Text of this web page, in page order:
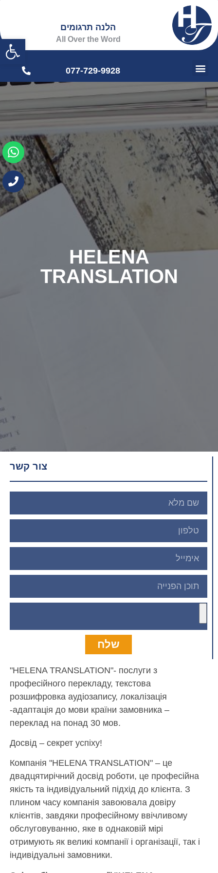
הלנה תרגומים
All Over the Word
077-729-9928
HELENA
TRANSLATION
צור קשר
שלח
"HELENA TRANSLATION"- послуги з
професійного перекладу, текстова
розшифровка аудіозапису, локалізація
-адаптація до мови країни замовника –
переклад на понад 30 мов.
Досвід – секрет успіху!
Компанія "HELENA TRANSLATION" – це
двадцятирічний досвід роботи, це професійна
якість та індивідуальний підхід до клієнта. З
плином часу компанія завоювала довіру
клієнтів, завдяки професійному ввічливому
обслуговуванню, яке в однаковій мірі
отримують як великі компанії і організації, так і
індивідуальні замовники.